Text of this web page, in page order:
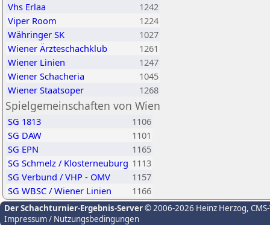
Vhs Erlaa
1242
Viper Room
1224
Währinger SK
1027
Wiener Ärzteschachklub
1261
Wiener Linien
1247
Wiener Schacheria
1045
Wiener Staatsoper
1268
Spielgemeinschaften von Wien
SG 1813
1106
SG DAW
1101
SG EPN
1165
SG Schmelz / Klosterneuburg 1113
SG Verbund / VHP - OMV
1157
SG WBSC / Wiener Linien
1166
Der Schachturnier-Ergebnis-Server© 2006-2026 Heinz Herzog,
Impressum / Nutzungsbedingungen